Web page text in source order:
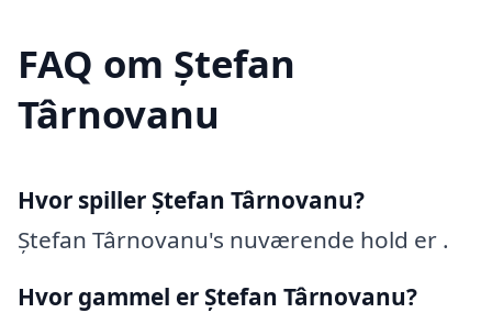
FAQ om Ștefan
Târnovanu
Hvor spiller Ștefan Târnovanu?
Ștefan Târnovanu's nuværende hold er .
Hvor gammel er Ștefan Târnovanu?